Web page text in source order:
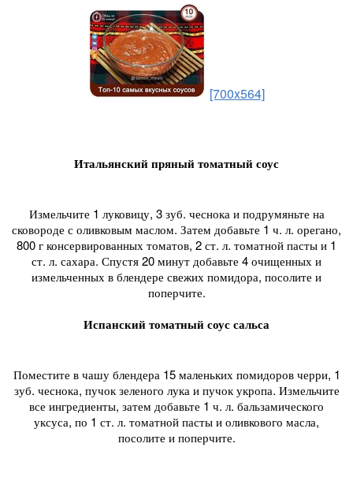
[700x564]
Итальянский пряный томатный соус
Измельчите 1 луковицу, 3 зуб. чеснока и подрумяньте на
сковороде с оливковым маслом. Затем добавьте 1 ч. л. орегано,
800 г консервированных томатов, 2 ст. л. томатной пасты и 1
ст. л. сахара. Спустя 20 минут добавьте 4 очищенных и
измельченных в блендере свежих помидора, посолите и
поперчите.
Испанский томатный соус сальса
Поместите в чашу блендера 15 маленьких помидоров черри, 1
зуб. чеснока, пучок зеленого лука и пучок укропа. Измельчите
все ингредиенты, затем добавьте 1 ч. л. бальзамического
уксуса, по 1 ст. л. томатной пасты и оливкового масла,
посолите и поперчите.